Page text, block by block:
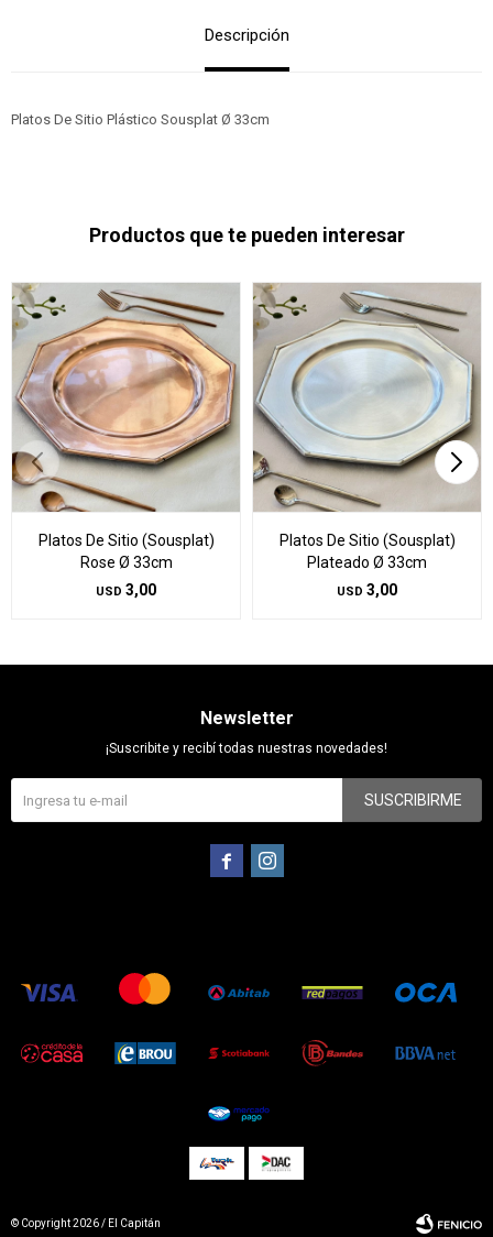
Descripción
Platos De Sitio Plástico Sousplat Ø 33cm
Productos que te pueden interesar
Platos De Sitio (Sousplat)
Rose Ø 33cm
USD 3,00
Platos De Sitio (Sousplat)
Plateado Ø 33cm
USD 3,00
Newsletter
¡Suscribite y recibí todas nuestras novedades!
SUSCRIBIRME
 
© Copyright 2026 / El Capitán